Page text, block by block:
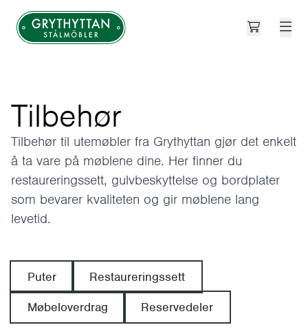
Open
Tilbehør
Tilbehør til utemøbler fra Grythyttan gjør det enkelt
å ta vare på møblene dine. Her finner du
restaureringssett, gulvbeskyttelse og bordplater
som bevarer kvaliteten og gir møblene lang
levetid.
Puter
Restaureringssett
Møbeloverdrag
Reservedeler